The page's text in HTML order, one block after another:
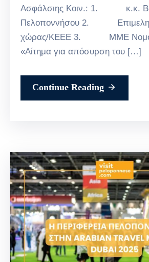
Ασφάλσιης Κοιν.: 1. κ.κ.
Πελοποννήσου 2.
χώρας/ΚΕΕΕ 3. ΜΜΕ
«Αίτημα για απόσυρση του […]
Continue Reading